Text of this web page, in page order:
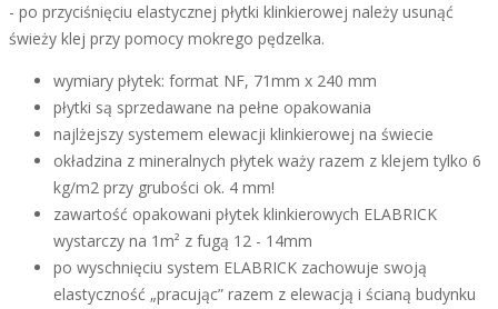
- po przyciśnięciu elastycznej płytki klinkierowej należy usunąć
świeży klej przy pomocy mokrego pędzelka.
wymiary płytek: format NF, 71mm x 240 mm
płytki są sprzedawane na pełne opakowania
najlżejszy systemem elewacji klinkierowej na świecie
okładzina z mineralnych płytek waży razem z klejem tylko 6
kg/m2 przy grubości ok. 4 mm!
zawartość opakowani płytek klinkierowych ELABRICK
wystarczy na 1m² z fugą 12 - 14mm
po wyschnięciu system ELABRICK zachowuje swoją
elastyczność „pracując” razem z elewacją i ścianą budynku